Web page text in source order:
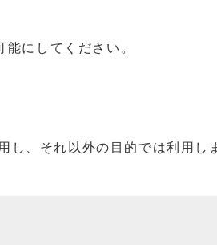
にしてください。
し、それ以外の目的では利用し